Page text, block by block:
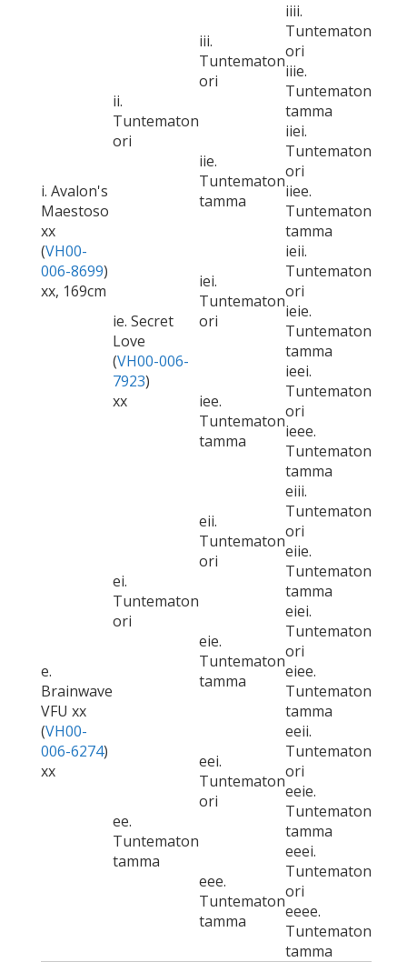
i. Avalon's
Maestoso
xx
(VH00-
006-8699)
xx, 169cm
ii.
Tuntematon
ori
iii.
Tuntematon
ori
iiii.
Tuntematon
ori
iiie.
Tuntematon
tamma
iie.
Tuntematon
tamma
iiei.
Tuntematon
ori
iiee.
Tuntematon
tamma
ie. Secret
Love
(VH00-006-
7923)
xx
iei.
Tuntematon
ori
ieii.
Tuntematon
ori
ieie.
Tuntematon
tamma
iee.
Tuntematon
tamma
ieei.
Tuntematon
ori
ieee.
Tuntematon
tamma
e.
Brainwave
VFU xx
(VH00-
006-6274)
xx
ei.
Tuntematon
ori
eii.
Tuntematon
ori
eiii.
Tuntematon
ori
eiie.
Tuntematon
tamma
eie.
Tuntematon
tamma
eiei.
Tuntematon
ori
eiee.
Tuntematon
tamma
ee.
Tuntematon
tamma
eei.
Tuntematon
ori
eeii.
Tuntematon
ori
eeie.
Tuntematon
tamma
eee.
Tuntematon
tamma
eeei.
Tuntematon
ori
eeee.
Tuntematon
tamma